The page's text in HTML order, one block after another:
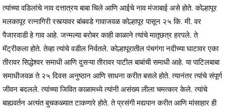
त्यांच्या वडिलांचे नाव दत्तात्रय बाबा चिले आणि आईचे नाव मंजाबाई असे होते. कोल्हापूर
मलकापूर रत्नागिरी रस्त्यावर बांबवडे गावाजवळ कोल्हापूर पासून २५ कि. मी. वर
पैजारवाडी हे गाव आहे. जन्मल्या बरोबर काही काळाने त्यांचे मातृछत्र हरपले. ते
मॅट्रीकला होते. तेव्हा त्यांचे वडील निर्वतले. कोल्हापूरातील पंचगंगा नदीच्या घाटावर एका
तीरावर सिद्धेश्वर समाधी आणि दुसऱ्या तीरावर पाटील बाबांची समाधी आहे. या पाटिलबाबा
समाधीजवळ ते २५ दिवस अनुष्ठान आणि साधना करीत बसले होते. त्यानंतर त्यांचे संपूर्ण
जीवन बदलले. त्यांच्या जिवित काळामध्ये त्यांनी असंख्य लीला चमत्कार केले. त्यांचे
बाह्यवर्तन अत्यंत बुचकळ्यात टाकणारे होते. ते प्रसंगी मद्यपान करीत आणि मांसाहार ही